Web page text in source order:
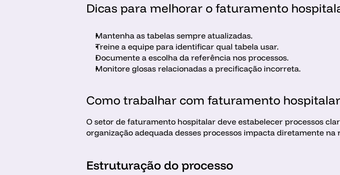
Dicas para melhorar o faturamento
Mantenha as tabelas sempre atualizadas.
Treine a equipe para identificar qual tabela usar.
Documente a escolha da referência nos processos.
Monitore glosas relacionadas a precificação incorreta.
Como trabalhar com faturamento
O setor de faturamento hospitalar deve estabelecer processos
organização adequada desses processos impacta diretamente na
Estruturação do processo